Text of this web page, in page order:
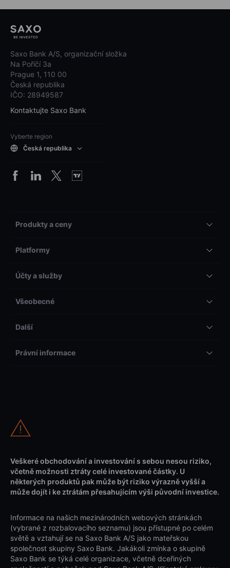
Saxo Bank A/S, organizační složka
Na Poříčí 3a
Prague 1, 110 00
Česká republika
IČO: 28949587
Kontaktujte Saxo Bank
Vyberte region
Česká republika
Produkty a ceny
Platformy
Účty a služby
Všeobecné
Další
Právní informace
Veškeré obchodování a investování s sebou nesou riziko,
včetně možnosti ztráty celé investované částky. U
některých produktů pak může být riziko výrazně vyšší a
může dojít i ke ztrátám přesahujícím výši původní investice.
Informace na našich mezinárodních webových stránkách
(vybrané z rozbalovacího seznamu) jsou přístupné po celém
světě a vztahují se na Saxo Bank A/S jako mateřskou
společnost skupiny Saxo Bank. Jakákoli zmínka o skupině
Saxo Bank se týká celé organizace, včetně dceřiných